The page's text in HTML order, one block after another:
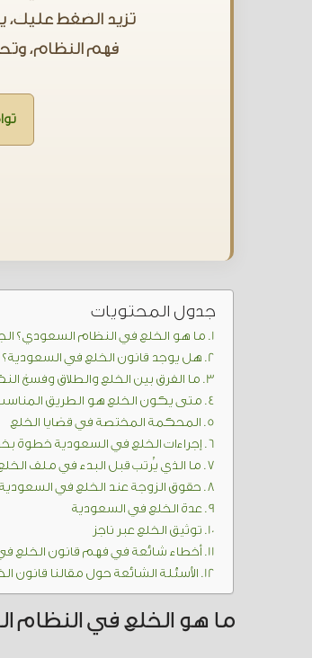
تزيد الضغط
فهم النظام،
جدول المحتويات
ما هو الخلع في النظام السعودي؟
هل يوجد قانون الخلع في السعودية؟
ما الفرق بين الخلع والطلاق وفسخ
متى يكون الخلع هو الطريق
المحكمة المختصة في قضايا الخلع
إجراءات الخلع في السعودية خطوة
ما الذي يُرتب قبل البدء في ملف
حقوق الزوجة عند الخلع في السعودية
عدة الخلع في السعودية
توثيق الخلع عبر ناجز
أخطاء شائعة في فهم قانون الخلع
الأسئلة الشائعة حول مقالنا قانون
ما هو الخلع في النظام